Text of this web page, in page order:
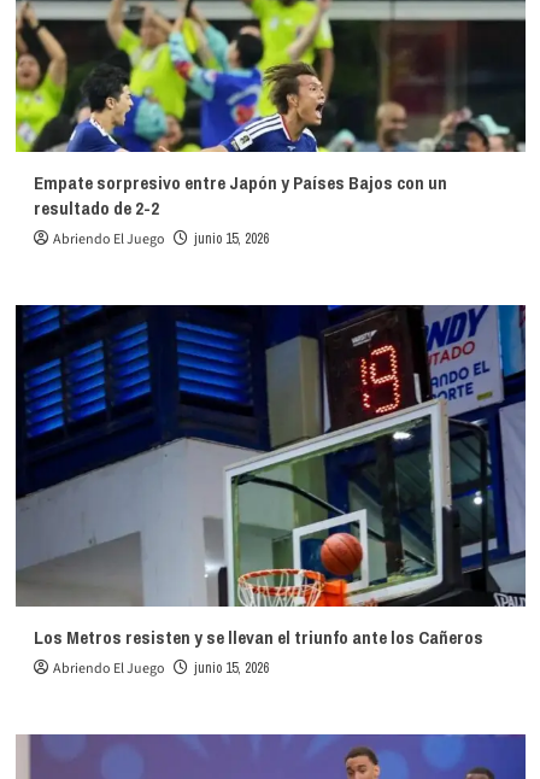
Empate sorpresivo entre Japón y Países Bajos con un
resultado de 2-2
Abriendo El Juego junio 15, 2026
Los Metros resisten y se llevan el triunfo ante los Cañeros
Abriendo El Juego junio 15, 2026